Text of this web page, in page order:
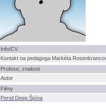
Info/CV
Kontakt na pedagoga Markéta
Profese, znalosti
Autor
Filmy
Persil Deep Špína